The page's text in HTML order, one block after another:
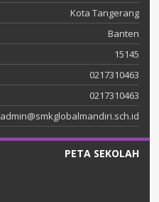
Kota Tangerang
Banten
15145
0217310463
0217310463
admin@smkglobalmandiri.sch.id
PETA SEKOLAH